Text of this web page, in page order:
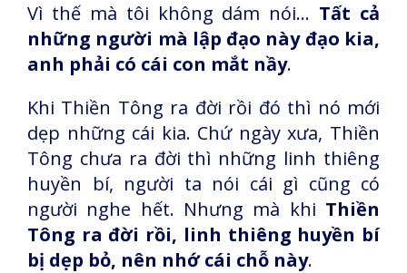
Vì thế mà tôi không dám nói... Tất cả
những người mà lập đạo này đạo kia,
anh phải có cái con mắt nầy.
Khi Thiền Tông ra đời rồi đó thì nó mới
dẹp những cái kia. Chứ ngày xưa, Thiền
Tông chưa ra đời thì những linh thiêng
huyền bí, người ta nói cái gì cũng có
người nghe hết. Nhưng mà khi Thiền
Tông ra đời rồi, linh thiêng huyền bí
bị dẹp bỏ, nên nhớ cái chỗ này.